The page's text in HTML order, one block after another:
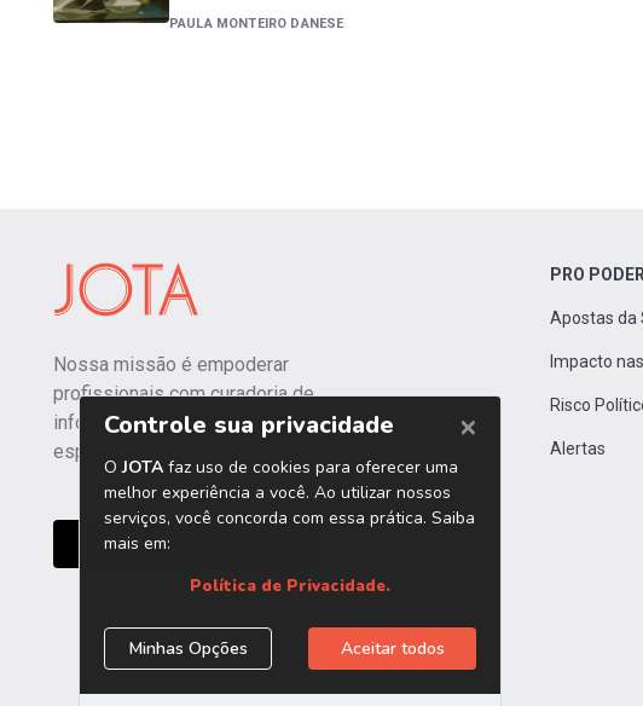
PAULA MONTEIRO DANESE
Nossa missão é empoderar
profissionais com curadoria de
informações independentes e
especializadas.
CONHEÇA O JOTA PRO
PRO PODER
Apostas da
Impacto
Risco
Alertas